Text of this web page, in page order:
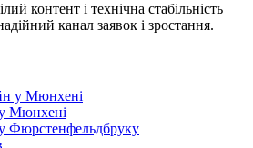
контент і технічна стабільність
канал заявок і зростання.
у Мюнхені
Мюнхені
Фюрстенфельдбруку